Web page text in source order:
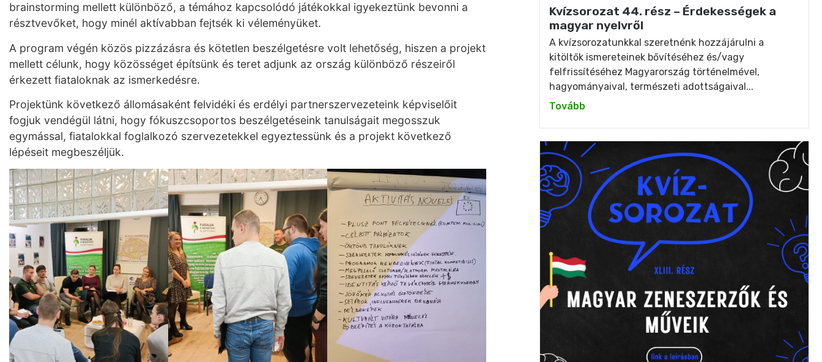
brainstorming mellett különböző, a témához kapcsolódó játékokkal igyekeztünk bevonni a
résztvevőket, hogy minél aktívabban fejtsék ki véleményüket.
A program végén közös pizzázásra és kötetlen beszélgetésre volt lehetőség, hiszen a projekt
mellett célunk, hogy közösséget építsünk és teret adjunk az ország különböző részeiről
érkezett fiataloknak az ismerkedésre.
Projektünk következő állomásaként felvidéki és erdélyi partnerszervezeteink képviselőit
fogjuk vendégül látni, hogy fókuszcsoportos beszélgetéseink tanulságait megosszuk
egymással, fiatalokkal foglalkozó szervezetekkel egyeztessünk és a projekt következő
lépéseit megbeszéljük.
Kvízsorozat 44. rész – Érdekességek a
magyar nyelvről
A kvízsorozatunkkal szeretnénk hozzájárulni a
kitöltők ismereteinek bővítéséhez és/vagy
felfrissítéséhez Magyarország történelmével,
hagyományaival, természeti adottságaival...
Tovább